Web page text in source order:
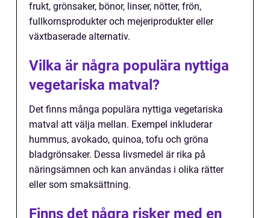
frukt, grönsaker, bönor, linser, nötter, frön,
fullkornsprodukter och mejeriprodukter eller
växtbaserade alternativ.
Vilka är några populära nyttiga
vegetariska matval?
Det finns många populära nyttiga vegetariska
matval att välja mellan. Exempel inkluderar
hummus, avokado, quinoa, tofu och gröna
bladgrönsaker. Dessa livsmedel är rika på
näringsämnen och kan användas i olika rätter
eller som smaksättning.
Finns det några risker med en